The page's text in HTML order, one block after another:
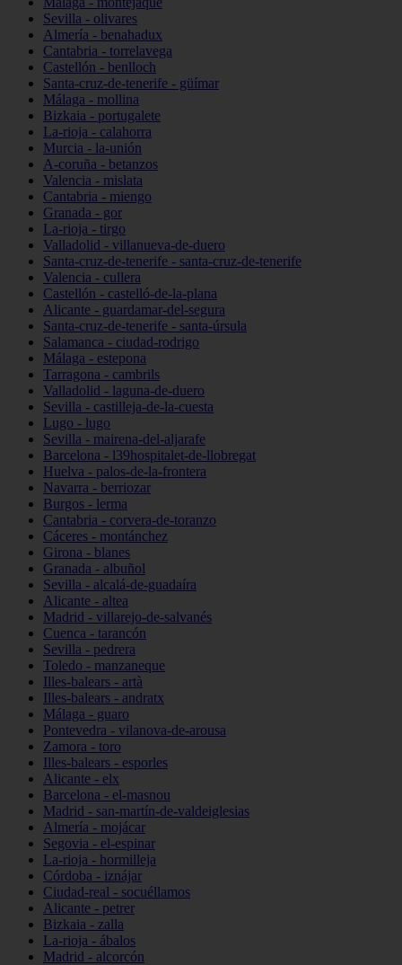
Sevilla - olivares
Almería - benahadux
Cantabria - torrelavega
Castellón - benlloch
Santa-cruz-de-tenerife - güímar
Málaga - mollina
Bizkaia - portugalete
La-rioja - calahorra
Murcia - la-unión
A-coruña - betanzos
Valencia - mislata
Cantabria - miengo
Granada - gor
La-rioja - tirgo
Valladolid - villanueva-de-duero
Santa-cruz-de-tenerife - santa-cruz-de-tenerife
Valencia - cullera
Castellón - castelló-de-la-plana
Alicante - guardamar-del-segura
Santa-cruz-de-tenerife - santa-úrsula
Salamanca - ciudad-rodrigo
Málaga - estepona
Tarragona - cambrils
Valladolid - laguna-de-duero
Sevilla - castilleja-de-la-cuesta
Lugo - lugo
Sevilla - mairena-del-aljarafe
Barcelona - l39hospitalet-de-llobregat
Huelva - palos-de-la-frontera
Navarra - berriozar
Burgos - lerma
Cantabria - corvera-de-toranzo
Cáceres - montánchez
Girona - blanes
Granada - albuñol
Sevilla - alcalá-de-guadaíra
Alicante - altea
Madrid - villarejo-de-salvanés
Cuenca - tarancón
Sevilla - pedrera
Toledo - manzaneque
Illes-balears - artà
Illes-balears - andratx
Málaga - guaro
Pontevedra - vilanova-de-arousa
Zamora - toro
Illes-balears - esporles
Alicante - elx
Barcelona - el-masnou
Madrid - san-martín-de-valdeiglesias
Almería - mojácar
Segovia - el-espinar
La-rioja - hormilleja
Córdoba - iznájar
Ciudad-real - socuéllamos
Alicante - petrer
Bizkaia - zalla
La-rioja - ábalos
Madrid - alcorcón